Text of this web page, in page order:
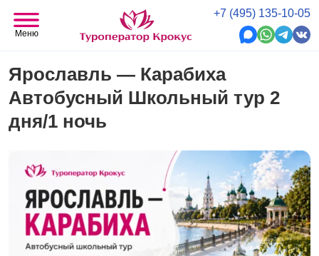
+7 (495) 135-10-05
Меню
Ярославль — Карабиха
Автобусный Школьный тур 2
дня/1 ночь